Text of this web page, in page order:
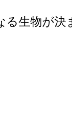
る生物が決